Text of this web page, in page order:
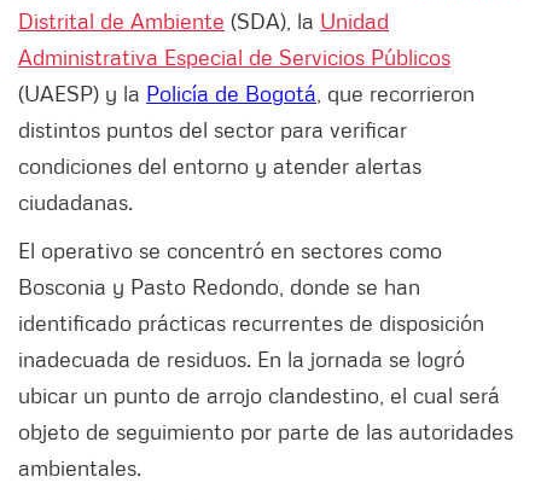
Distrital de Ambiente (SDA), la Unidad
Administrativa Especial de Servicios Públicos
(UAESP) y la Policía de Bogotá , que recorrieron
distintos puntos del sector para verificar
condiciones del entorno y atender alertas
ciudadanas.
El operativo se concentró en sectores como
Bosconia y Pasto Redondo, donde se han
identificado prácticas recurrentes de disposición
inadecuada de residuos. En la jornada se logró
ubicar un punto de arrojo clandestino, el cual será
objeto de seguimiento por parte de las autoridades
ambientales.